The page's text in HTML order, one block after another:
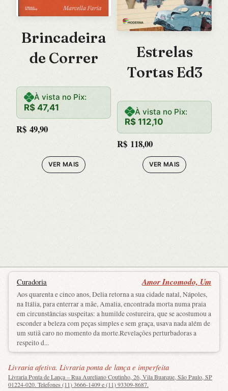
Brincadeira
de Correr
À vista no Pix:
R$ 47,41
R$ 49,90
VER MAIS
Estrelas
Tortas Ed3
À vista no Pix:
R$ 112,10
R$ 118,00
VER MAIS
Curadoria Amor Incomodo, Um
Aos quarenta e cinco anos, Delia retorna a sua cidade natal, Nápoles,
na Itália, para enterrar a mãe, Amalia, encontrada morta numa praia
em circunstâncias suspeitas: a humilde costureira, que se acostumou a
esconder a beleza com peças simples e sem graça, usava nada além de
um sutiã caro no momento da morte.Revelações perturbadoras a
respeito d...
Livraria afetiva. Livraria ponta de lança e imperfeita
Livraria Ponta de Lança – Rua Aureliano Coutinho, 26, Vila Buarque, São Paulo, SP
01224-020. Telefones (11) 3666-1409 e (11) 93309-8687.